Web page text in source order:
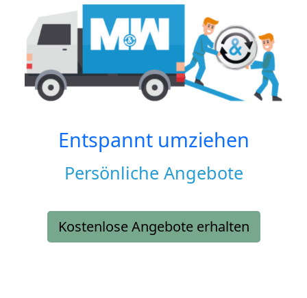
Entspannt umziehen
Persönliche Angebote
Kostenlose Angebote erhalten